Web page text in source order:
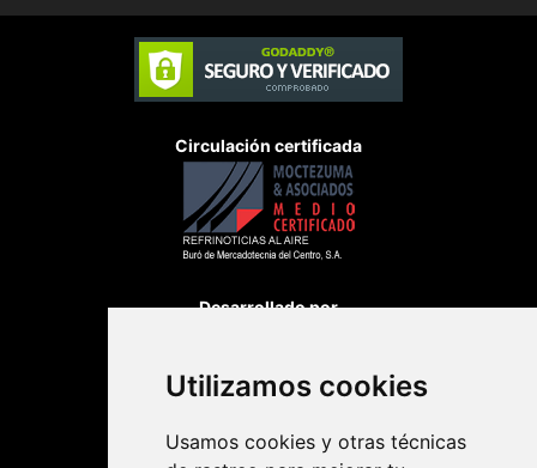
Utilizamos cookies
Usamos cookies y otras técnicas
Circulación certificada
Desarrollado por